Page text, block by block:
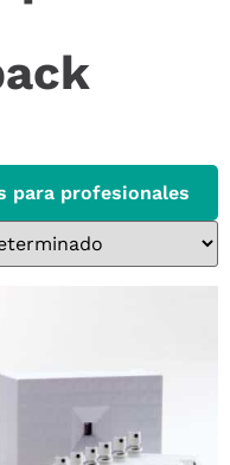
para profesionales